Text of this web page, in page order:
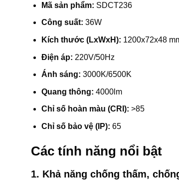
Mã sản phẩm: SDCT236
Công suất: 36W
Kích thước (LxWxH): 1200x72x48
Điện áp: 220V/50Hz
Ánh sáng: 3000K/6500K
Quang thông: 4000lm
Chỉ số hoàn màu (CRI): >85
Chỉ số bảo vệ (IP): 65
Các tính năng nổi bật
1. Khả năng chống thấm,